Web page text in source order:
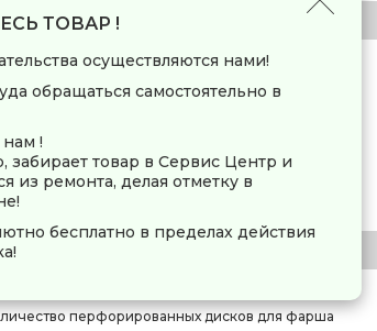
и управление
управления
нож
перфорированных дисков для фарша
ТОВАР !
осуществляются нами!
обращаться самостоятельно в
!
забирает товар в Сервис Центр и
из ремонта, делая отметку в
бесплатно в пределах действия